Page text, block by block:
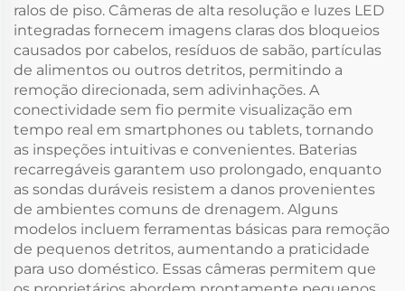
ralos de piso. Câmeras de alta resolução e luzes LED
integradas fornecem imagens claras dos bloqueios
causados por cabelos, resíduos de sabão, partículas
de alimentos ou outros detritos, permitindo a
remoção direcionada, sem adivinhações. A
conectividade sem fio permite visualização em
tempo real em smartphones ou tablets, tornando
as inspeções intuitivas e convenientes. Baterias
recarregáveis garantem uso prolongado, enquanto
as sondas duráveis resistem a danos provenientes
de ambientes comuns de drenagem. Alguns
modelos incluem ferramentas básicas para remoção
de pequenos detritos, aumentando a praticidade
para uso doméstico. Essas câmeras permitem que